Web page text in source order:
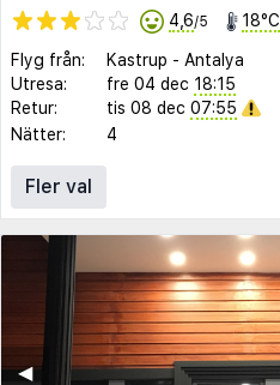
4,6/5 18°C
Flyg från: Kastrup - Antalya
Utresa:
fre 04 dec 18:15
Retur:
tis 08 dec 07:55
Nätter:
4
Fler val
◀︎